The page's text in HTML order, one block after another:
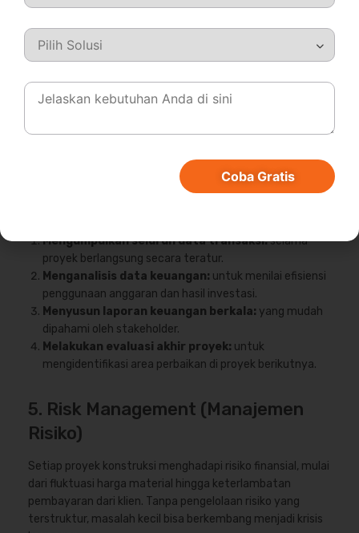
4. Financial Reporting
membantu menjaga transparansi dan akuntabilitas
terhadap seluruh pihak terkait.
Mengumpulkan seluruh data transaksi:selama
proyek berlangsung secara teratur.
Menganalisis data keuangan: untuk menilai efisiensi
penggunaan anggaran dan hasil investasi.
Menyusun laporan keuangan berkala: yang mudah
dipahami oleh stakeholder.
Melakukan evaluasi akhir proyek: untuk
mengidentifikasi area perbaikan di proyek berikutnya.
5. Risk Management (Manajemen
Risiko)
Setiap proyek konstruksi menghadapi risiko finansial, mulai
dari fluktuasi harga material hingga keterlambatan
pembayaran dari klien. Tanpa pengelolaan risiko yang
terstruktur, masalah kecil bisa berkembang menjadi krisis
Coba Gratis